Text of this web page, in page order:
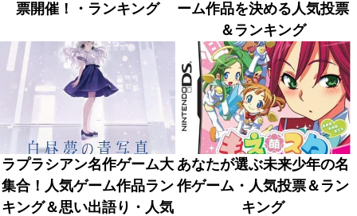
票開催！・ランキング
ーム作品を決める人気投票
＆ランキング
ラプラシアン名作ゲーム大
集合！人気ゲーム作品ラン
キング＆思い出語り・人気
あなたが選ぶ未来少年の名
作ゲーム・人気投票＆ラン
キング